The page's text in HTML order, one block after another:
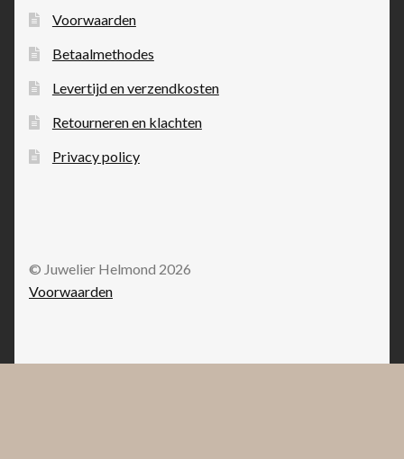
Voorwaarden
Betaalmethodes
Levertijd en verzendkosten
Retourneren en klachten
Privacy policy
© Juwelier Helmond 2026
Voorwaarden